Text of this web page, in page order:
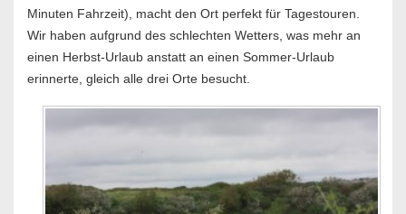
Minuten Fahrzeit), macht den Ort perfekt für Tagestouren.
Wir haben aufgrund des schlechten Wetters, was mehr an
einen Herbst-Urlaub anstatt an einen Sommer-Urlaub
erinnerte, gleich alle drei Orte besucht.